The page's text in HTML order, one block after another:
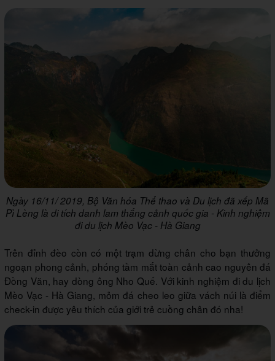
Ngày 16/11/ 2019, Bộ Văn hóa Thể thao và Du lịch đã xếp Mã
Pì Lèng là di tích danh lam thắng cảnh quốc gia - Kinh nghiệm
đi du lịch Mèo Vạc - Hà Giang
Trên đỉnh đèo còn có một trạm dừng chân cho bạn thưởng
ngoạn phong cảnh, phóng tầm mắt toàn cảnh cao nguyên đá
Đồng Văn, hay dòng ông Nho Quế. Với kinh nghiệm đi du lịch
Mèo Vạc - Hà Giang, mỏm đá cheo leo giữa vách núi là điểm
check-in được yêu thích của giới trẻ cuồng chân đó nha!